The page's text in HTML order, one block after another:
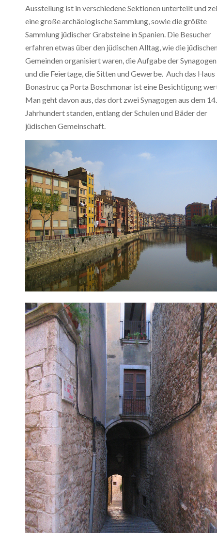
Ausstellung ist in verschiedene Sektionen unterteilt und
eine große archäologische Sammlung, sowie die größte
Sammlung jüdischer Grabsteine in Spanien. Die Besucher
erfahren etwas über den jüdischen Alltag, wie die
Gemeinden organisiert waren, die Aufgabe der Synagogen
und die Feiertage, die Sitten und Gewerbe. Auch das Haus
Bonastruc ça Porta Boschmonar ist eine Besichtigung
Man geht davon aus, das dort zwei Synagogen aus dem 14.
Jahrhundert standen, entlang der Schulen und Bäder der
jüdischen Gemeinschaft.